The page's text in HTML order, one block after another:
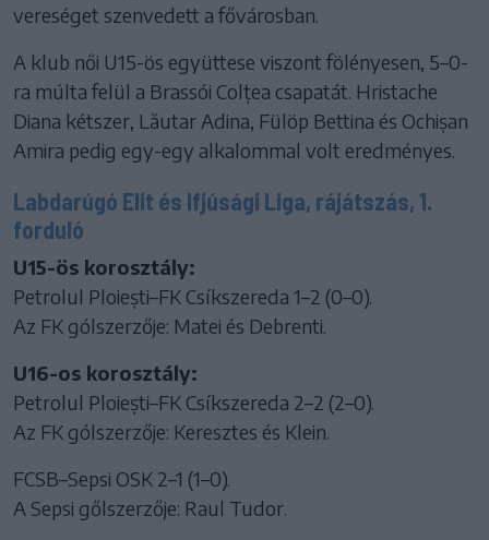
vereséget szenvedett a fővárosban.
A klub női U15-ös együttese viszont fölényesen, 5–0-
ra múlta felül a Brassói Colțea csapatát. Hristache
Diana kétszer, Lăutar Adina, Fülöp Bettina és Ochișan
Amira pedig egy-egy alkalommal volt eredményes.
Labdarúgó Elit és Ifjúsági Liga, rájátszás, 1.
forduló
U15-ös korosztály:
Petrolul Ploiești–FK Csíkszereda 1–2 (0–0).
Az FK gólszerzője: Matei és Debrenti.
U16-os korosztály:
Petrolul Ploiești–FK Csíkszereda 2–2 (2–0).
Az FK gólszerzője: Keresztes és Klein.
FCSB–Sepsi OSK 2–1 (1–0).
A Sepsi gőlszerzője: Raul Tudor.